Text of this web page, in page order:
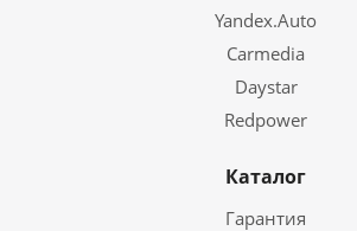
Yandex.Auto
Carmedia
Daystar
Redpower
Каталог
Гарантия